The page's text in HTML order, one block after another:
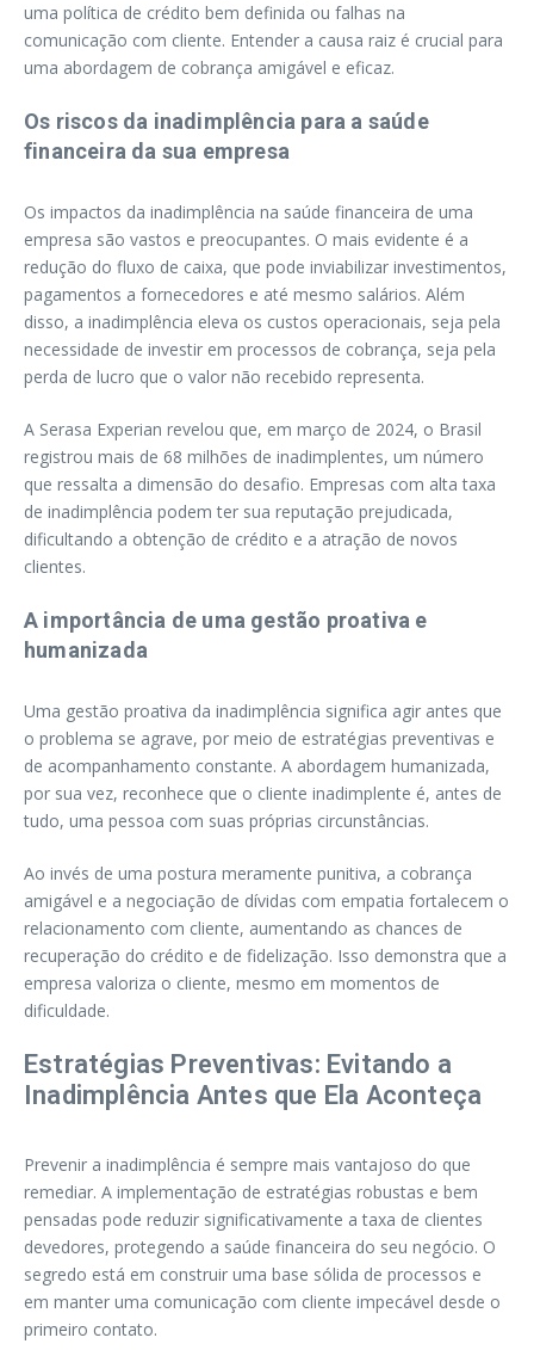
uma política de crédito bem definida ou falhas na
comunicação com cliente. Entender a causa raiz é crucial para
uma abordagem de cobrança amigável e eficaz.
Os riscos da inadimplência para a saúde
financeira da sua empresa
Os impactos da inadimplência na saúde financeira de uma
empresa são vastos e preocupantes. O mais evidente é a
redução do fluxo de caixa, que pode inviabilizar investimentos,
pagamentos a fornecedores e até mesmo salários. Além
disso, a inadimplência eleva os custos operacionais, seja pela
necessidade de investir em processos de cobrança, seja pela
perda de lucro que o valor não recebido representa.
A Serasa Experian revelou que, em março de 2024, o Brasil
registrou mais de 68 milhões de inadimplentes, um número
que ressalta a dimensão do desafio. Empresas com alta taxa
de inadimplência podem ter sua reputação prejudicada,
dificultando a obtenção de crédito e a atração de novos
clientes.
A importância de uma gestão proativa e
humanizada
Uma gestão proativa da inadimplência significa agir antes que
o problema se agrave, por meio de estratégias preventivas e
de acompanhamento constante. A abordagem humanizada,
por sua vez, reconhece que o cliente inadimplente é, antes de
tudo, uma pessoa com suas próprias circunstâncias.
Ao invés de uma postura meramente punitiva, a cobrança
amigável e a negociação de dívidas com empatia fortalecem o
relacionamento com cliente, aumentando as chances de
recuperação do crédito e de fidelização. Isso demonstra que a
empresa valoriza o cliente, mesmo em momentos de
dificuldade.
Estratégias Preventivas: Evitando a
Inadimplência Antes que Ela Aconteça
Prevenir a inadimplência é sempre mais vantajoso do que
remediar. A implementação de estratégias robustas e bem
pensadas pode reduzir significativamente a taxa de clientes
devedores, protegendo a saúde financeira do seu negócio. O
segredo está em construir uma base sólida de processos e
em manter uma comunicação com cliente impecável desde o
primeiro contato.